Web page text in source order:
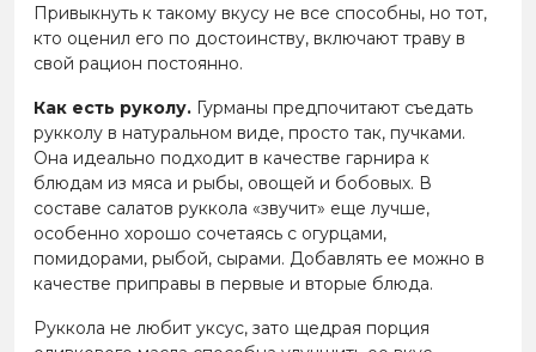
Привыкнуть к такому вкусу не все способны, но тот,
кто оценил его по достоинству, включают траву в
свой рацион постоянно.
Как есть руколу. Гурманы предпочитают съедать
рукколу в натуральном виде, просто так, пучками.
Она идеально подходит в качестве гарнира к
блюдам из мяса и рыбы, овощей и бобовых. В
составе салатов руккола «звучит» еще лучше,
особенно хорошо сочетаясь с огурцами,
помидорами, рыбой, сырами. Добавлять ее можно в
качестве приправы в первые и вторые блюда.
Руккола не любит уксус, зато щедрая порция